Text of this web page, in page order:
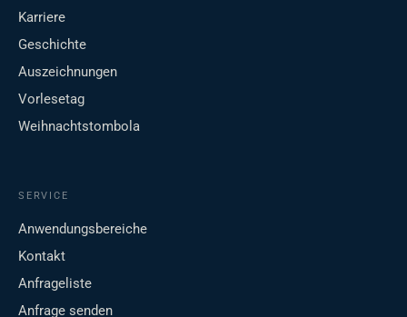
Karriere
Geschichte
Auszeichnungen
Vorlesetag
Weihnachtstombola
SERVICE
Anwendungsbereiche
Kontakt
Anfrageliste
Anfrage senden